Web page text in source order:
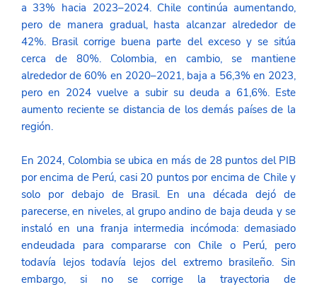
a 33% hacia 2023–2024. Chile continúa aumentando,
pero de manera gradual, hasta alcanzar alrededor de
42%. Brasil corrige buena parte del exceso y se sitúa
cerca de 80%. Colombia, en cambio, se mantiene
alrededor de 60% en 2020–2021, baja a 56,3% en 2023,
pero en 2024 vuelve a subir su deuda a 61,6%. Este
aumento reciente se distancia de los demás países de la
región.
En 2024, Colombia se ubica en más de 28 puntos del PIB
por encima de Perú, casi 20 puntos por encima de Chile y
solo por debajo de Brasil. En una década dejó de
parecerse, en niveles, al grupo andino de baja deuda y se
instaló en una franja intermedia incómoda: demasiado
endeudada para compararse con Chile o Perú, pero
todavía lejos todavía lejos del extremo brasileño. Sin
embargo, si no se corrige la trayectoria de